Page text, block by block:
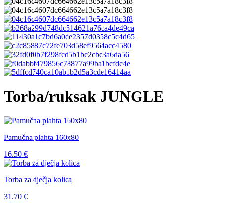
Torba/ruksak JUNGLE
Pamučna plahta 160x80
16.50 €
Torba za dječja kolica
31.70 €